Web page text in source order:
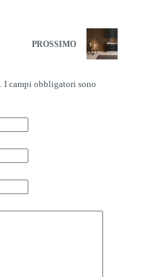
PROSSIMO
I campi obbligatori sono